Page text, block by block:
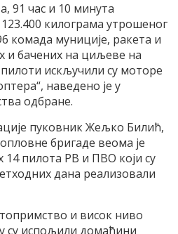
91 час и 10 минута
килограма утрошеног
комада муниције, ракета и
и бачених на циљеве на
искључили су моторе
наведено је у
одбране.
пуковник Жељко Билић,
бригаде веома је
пилота РВ и ПВО који су
дана реализовали
и висок ниво
су испољили домаћини